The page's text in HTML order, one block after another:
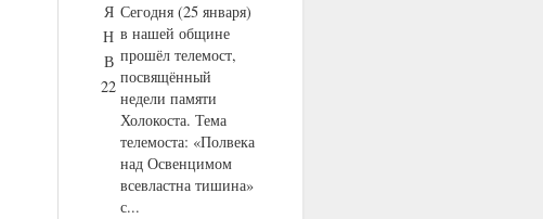
Я
Н
В
22
Сегодня (25 января)
в нашей общине
прошёл телемост,
посвящённый
недели памяти
Холокоста. Тема
телемоста: «Полвека
над Освенцимом
всевластна тишина»
с...